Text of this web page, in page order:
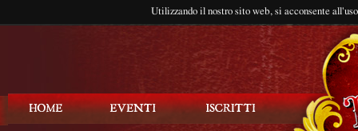
Utilizzando il nostro sito web, si acconsente